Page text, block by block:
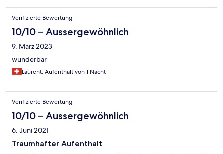
Verifizierte Bewertung
10/10 – Aussergewöhnlich
9. März 2023
wunderbar
Laurent, Aufenthalt von 1 Nacht
Verifizierte Bewertung
10/10 – Aussergewöhnlich
6. Juni 2021
Traumhafter Aufenthalt